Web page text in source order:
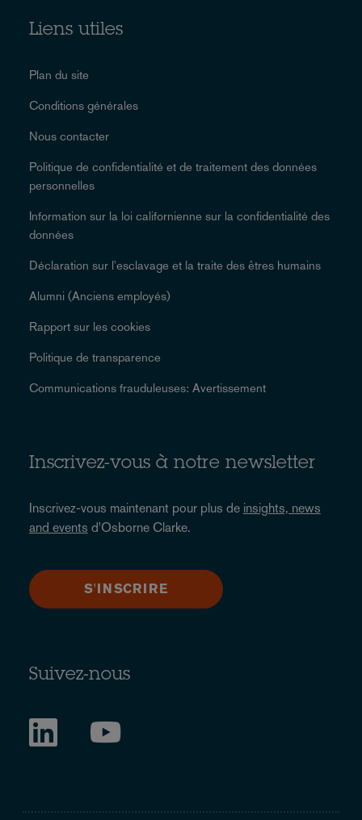
Liens utiles
Plan du site
Conditions générales
Nous contacter
Politique de confidentialité et de traitement des données
personnelles
Information sur la loi californienne sur la confidentialité des
données
Déclaration sur l'esclavage et la traite des êtres humains
Alumni (Anciens employés)
Rapport sur les cookies
Politique de transparence
Communications frauduleuses: Avertissement
Inscrivez-vous à notre newsletter
Inscrivez-vous maintenant pour plus de insights, news
and events d'Osborne Clarke.
S'INSCRIRE
Suivez-nous